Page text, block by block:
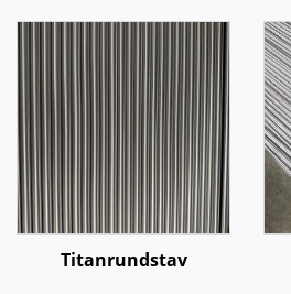
Titanrundstav